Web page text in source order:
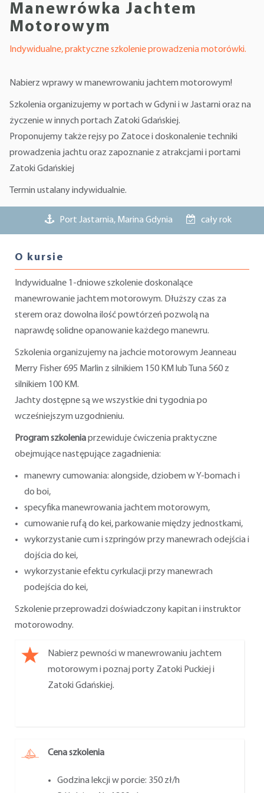
Manewrówka Jachtem
Motorowym
Indywidualne, praktyczne szkolenie prowadzenia motorówki.
Nabierz wprawy w manewrowaniu jachtem motorowym!
Szkolenia organizujemy w portach w Gdyni i w Jastarni oraz na
życzenie w innych portach Zatoki Gdańskiej.
Proponujemy także rejsy po Zatoce i doskonalenie techniki
prowadzenia jachtu oraz zapoznanie z atrakcjami i portami
Zatoki Gdańskiej
Termin ustalany indywidualnie.
Port Jastarnia, Marina Gdynia cały rok
O kursie
Indywidualne 1-dniowe szkolenie doskonalące
manewrowanie jachtem motorowym. Dłuższy czas za
sterem oraz dowolna ilość powtórzeń pozwolą na
naprawdę solidne opanowanie każdego manewru.
Szkolenia organizujemy na jachcie motorowym Jeanneau
Merry Fisher 695 Marlin z silnikiem 150 KM lub Tuna 560 z
silnikiem 100 KM.
Jachty dostępne są we wszystkie dni tygodnia po
wcześniejszym uzgodnieniu.
Program szkoleniaprzewiduje ćwiczenia praktyczne
obejmujące następujące zagadnienia:
manewry cumowania: alongside, dziobem w Y-bomach i
do boi,
specyfika manewrowania jachtem motorowym,
cumowanie rufą do kei, parkowanie między jednostkami,
wykorzystanie cum i szpringów przy manewrach odejścia i
dojścia do kei,
wykorzystanie efektu cyrkulacji przy manewrach
podejścia do kei,
Szkolenie przeprowadzi doświadczony kapitan i instruktor
motorowodny.
Nabierz pewności w manewrowaniu jachtem
motorowym i poznaj porty Zatoki Puckiej i
Zatoki Gdańskiej.
Cena szkolenia
Godzina lekcji w porcie: 350 zł/h